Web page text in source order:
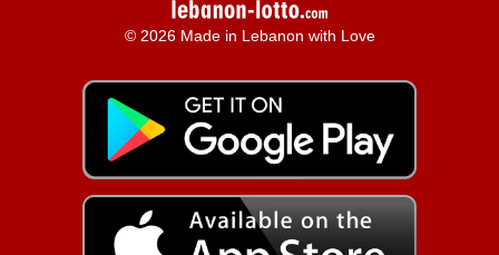
© 2026 Made in Lebanon with Love